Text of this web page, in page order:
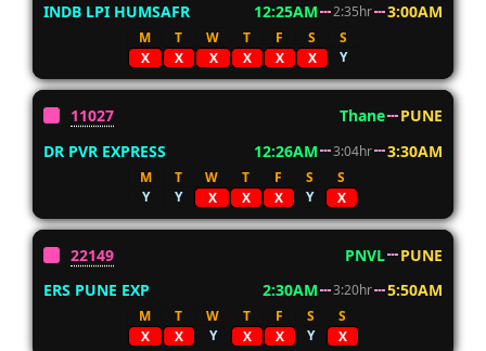
INDB LPI HUMSAFR
12:25AM 2:35hr 3:00AM
M T W T F S
S
X
X X X X X Y
11027 Thane
PUNE
DR PVR EXPRESS
12:26AM 3:04hr 3:30AM
M T W T F S
S
Y
Y X X X Y X
22149 PNVL
PUNE
ERS PUNE EXP
2:30AM 3:20hr 5:50AM
M T W T F S
S
X
X Y X X Y X